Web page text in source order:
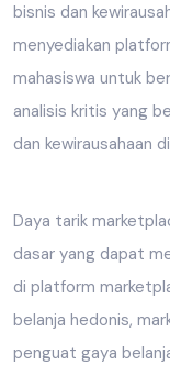
bisnis dan
menyediakan
mahasiswa untuk
analisis kritis yang
dan kewirausahaan
Daya tarik
dasar yang dapat
di platform
belanja hedonis,
penguat gaya